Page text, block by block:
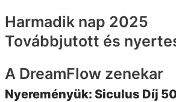
Harmadik nap 2025
Továbbjutott és
A DreamFlow zenekar
Nyereményük: Siculus Díj